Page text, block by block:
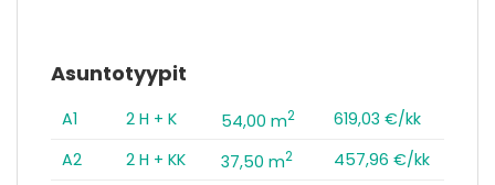
Asuntotyypit
A1 2 H + K 54,00 m2
619,03 €/kk
A2
2 H + KK 37,50 m2
457,96 €/kk